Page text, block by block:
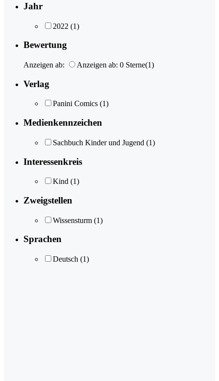
Jahr
2022 (1)
Bewertung
Anzeigen ab: Anzeigen ab: 0 Sterne(1)
Verlag
Panini Comics (1)
Medienkennzeichen
Sachbuch Kinder und Jugend (1)
Interessenkreis
Kind (1)
Zweigstellen
Wissensturm (1)
Sprachen
Deutsch (1)